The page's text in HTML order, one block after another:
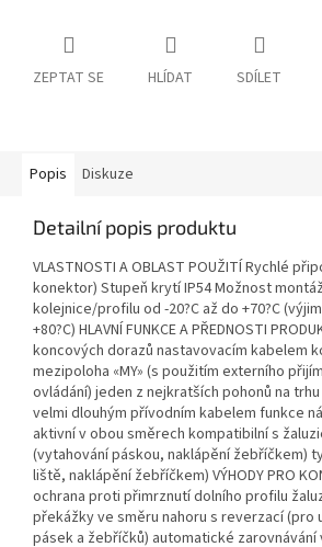
ZEPTAT SE HLÍDAT SDÍLET
Popis Diskuze
Detailní popis produktu
VLASTNOSTI A OBLAST POUŽITÍ Rychlé
konektor) Stupeň krytí IP54 Možnost
kolejnice/profilu od -20?C až do +70?C
+80?C) HLAVNÍ FUNKCE A PŘEDNOSTI
koncových dorazů nastavovacím kabelem
mezipoloha «MY» (s použitím externího
ovládání) jeden z nejkratších pohonů na
velmi dlouhým přívodním kabelem funkce
aktivní v obou směrech kompatibilní s
(vytahování páskou, naklápění žebříčkem)
liště, naklápění žebříčkem) VÝHODY PRO
ochrana proti přimrznutí dolního profilu
překážky ve směru nahoru s reverzací (pro
pásek a žebříčků) automatické zarovnávání